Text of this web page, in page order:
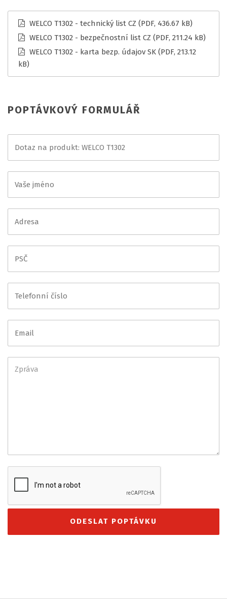
WELCO T1302 - technický list CZ (PDF, 436.67 kB)
WELCO T1302 - bezpečnostní list CZ (PDF, 211.24 kB)
WELCO T1302 - karta bezp. údajov SK (PDF, 213.12
kB)
POPTÁVKOVÝ FORMULÁŘ